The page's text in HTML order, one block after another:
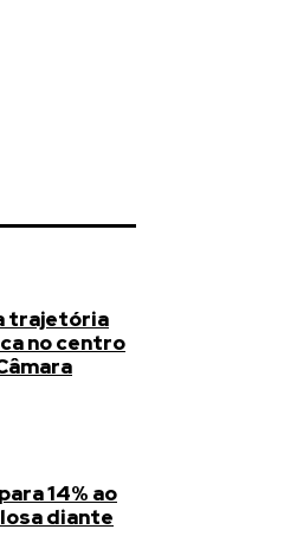
trajetória
no centro
14% ao
diante